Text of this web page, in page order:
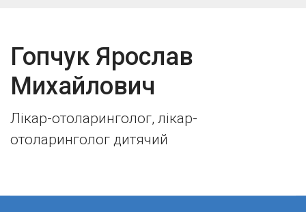
Гопчук Ярослав
Михайлович
Лікар-отоларинголог, лікар-
отоларинголог дитячий